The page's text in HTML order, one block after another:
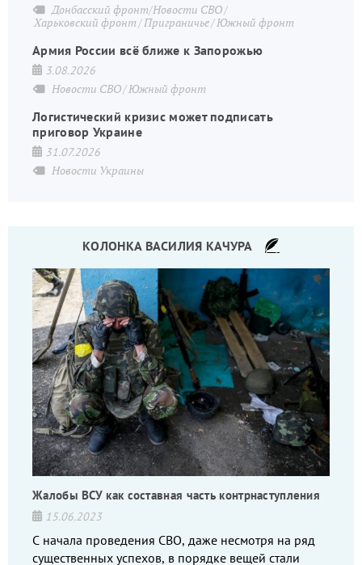
Донбасский фронт/Новости СВО
Харьковский фронт Приграничье Южный фронт
Армия России всё ближе к Запорожью
3.08.2026
Новости СВО Южный фронт
Логистический кризис может подписать
приговор Украине
31.07.2026
Новости Украины
КОЛОНКА ВАСИЛИЯ КАЧУРА
Жалобы ВСУ как составная часть контрнаступления
15.06.2023
С начала проведения СВО, даже несмотря на ряд
существенных успехов, в порядке вещей стали